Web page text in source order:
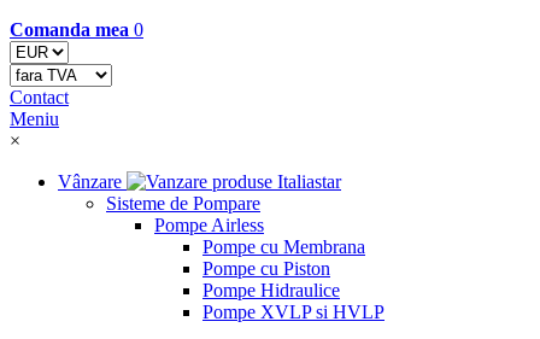
Comanda mea 0
Contact
Meniu
×
Vânzare
Sisteme de Pompare
Pompe Airless
Pompe cu Membrana
Pompe cu Piston
Pompe Hidraulice
Pompe XVLP si HVLP